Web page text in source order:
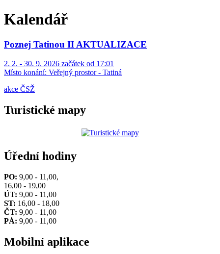
Kalendář
Poznej Tatinou II AKTUALIZACE
2. 2. - 30. 9. 2026 začátek od 17:01
Místo konání: Veřejný prostor - Tatiná
akce ČSŽ
Turistické mapy
Úřední hodiny
PO: 9,00 - 11,00,
16,00 - 19,00
ÚT: 9,00 - 11,00
ST: 16,00 - 18,00
ČT: 9,00 - 11,00
PÁ: 9,00 - 11,00
Mobilní aplikace